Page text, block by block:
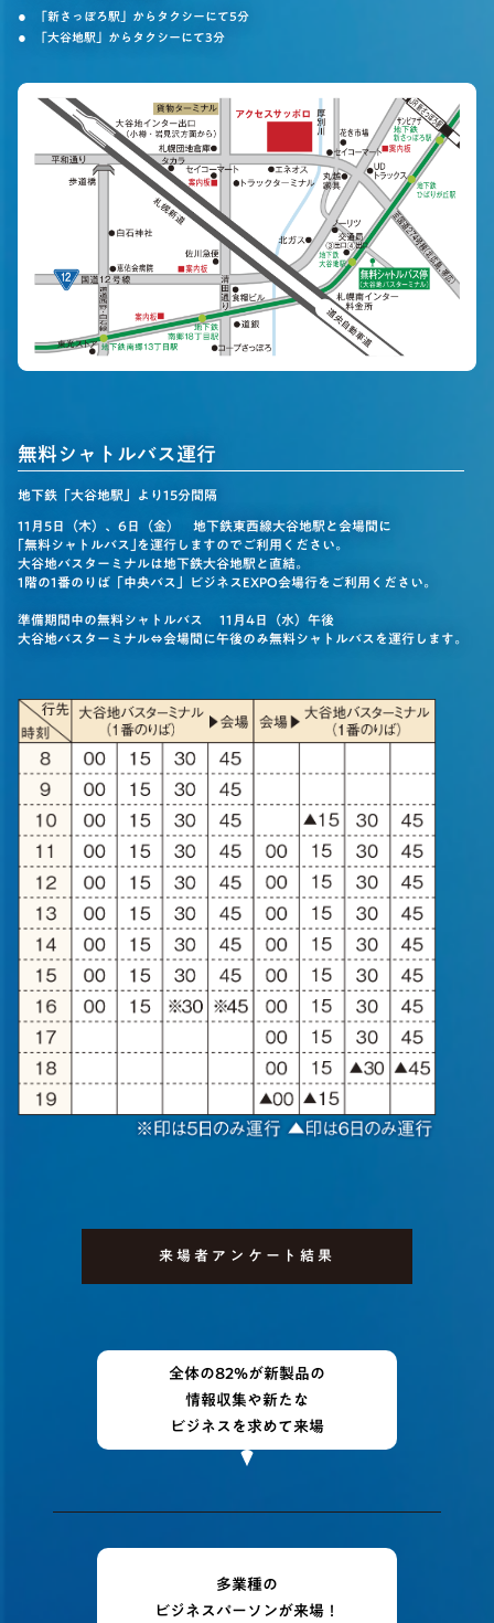
「新さっぽろ駅」からタクシーにて5分
「大谷地駅」からタクシーにて3分
無料シャトルバス運行
地下鉄「大谷地駅」より15分間隔
11月5日（木）、6日（金） 地下鉄東西線大谷地駅と会場間に
｢無料シャトルバス｣を運行しますのでご利用ください。
大谷地バスターミナルは地下鉄大谷地駅と直結。
1階の1番のりば「中央バス」ビジネスEXPO会場行をご利用ください。
準備期間中の無料シャトルバス 11月4日（水）午後
大谷地バスターミナル⇔会場間に午後のみ無料シャトルバスを運行します。
来場者アンケート結果
全体の82%が新製品の
情報収集や新たな
ビジネスを求めて来場
多業種の
ビジネスパーソンが来場！